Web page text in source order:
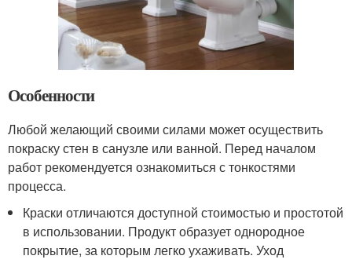
Особенности
Любой желающий своими силами может осуществить
покраску стен в санузле или ванной. Перед началом
работ рекомендуется ознакомиться с тонкостями
процесса.
Краски отличаются доступной стоимостью и простотой
в использовании. Продукт образует однородное
покрытие, за которым легко ухаживать. Уход